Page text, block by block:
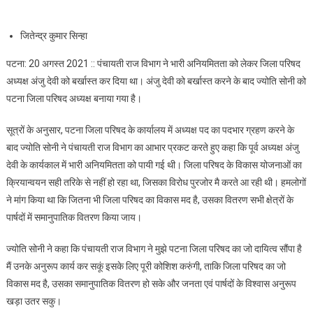
जितेन्द्र कुमार सिन्हा
पटना: 20 अगस्त 2021 :: पंचायती राज विभाग ने भारी अनियमितता को लेकर जिला परिषद
अध्यक्ष अंजु देवी को बर्खास्त कर दिया था। अंजु देवी को बर्खास्त करने के बाद ज्योति सोनी को
पटना जिला परिषद अध्यक्ष बनाया गया है।
सूत्रों के अनुसार, पटना जिला परिषद के कार्यालय में अध्यक्ष पद का पदभार ग्रहण करने के
बाद ज्योति सोनी ने पंचायती राज विभाग का आभार प्रकट करते हुए कहा कि पूर्व अध्यक्ष अंजु
देवी के कार्यकाल में भारी अनियमितता को पायी गई थी। जिला परिषद के विकास योजनाओं का
क्रियान्वयन सही तरिके से नहीं हो रहा था, जिसका विरोध पुरजोर मै करते आ रही थी। हमलोगों
ने मांग किया था कि जितना भी जिला परिषद का विकास मद है, उसका वितरण सभी क्षेत्रों के
पार्षदों में समानुपातिक वितरण किया जाय।
ज्योति सोनी ने कहा कि पंचायती राज विभाग ने मुझे पटना जिला परिषद का जो दायित्व सौंपा है
मैं उनके अनुरूप कार्य कर सकूं इसके लिए पूरी कोशिश करुंगी, ताकि जिला परिषद का जो
विकास मद है, उसका समानुपातिक वितरण हो सके और जनता एवं पार्षदों के विश्वास अनुरूप
खड़ा उतर सकु।